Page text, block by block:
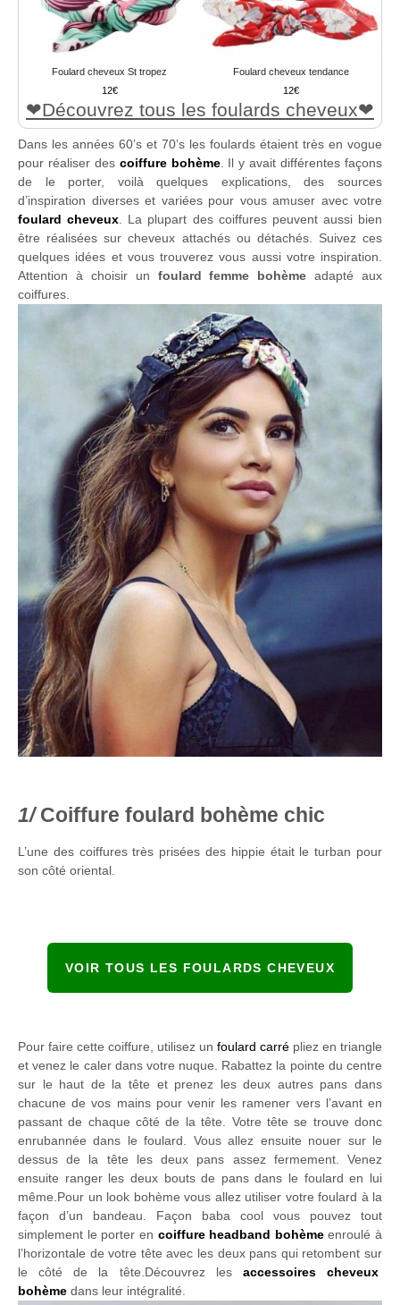
Foulard cheveux St tropez
12
Foulard cheveux tendance
12
Découvrez tous les foulards cheveux
Dans les années 60’s et 70’s les foulards étaient très en vogue
pour réaliser des coiffure bohème. Il y avait différentes façons
de le porter, voilà quelques explications, des sources
d’inspiration diverses et variées pour vous amuser avec votre
foulard cheveux . La plupart des coiffures peuvent aussi bien
être réalisées sur cheveux attachés ou détachés. Suivez ces
quelques idées et vous trouverez vous aussi votre inspiration.
Attention à choisir un foulard femme bohème adapté aux
coiffures.
Coiffure foulard bohème chic
L’une des coiffures très prisées des hippie était le turban pour
son côté oriental.
VOIR TOUS LES FOULARDS CHEVEUX
Pour faire cette coiffure, utilisez un foulard carré pliez en triangle
et venez le caler dans votre nuque. Rabattez la pointe du centre
sur le haut de la tête et prenez les deux autres pans dans
chacune de vos mains pour venir les ramener vers l’avant en
passant de chaque côté de la tête. Votre tête se trouve donc
enrubannée dans le foulard. Vous allez ensuite nouer sur le
dessus de la tête les deux pans assez fermement. Venez
ensuite ranger les deux bouts de pans dans le foulard en lui
même.Pour un look bohème vous allez utiliser votre foulard à la
façon d’un bandeau. Façon baba cool vous pouvez tout
simplement le porter en coiffure headband bohèmeenroulé à
l’horizontale de votre tête avec les deux pans qui retombent sur
le côté de la tête.Découvrez les accessoires cheveux
bohème dans leur intégralité.